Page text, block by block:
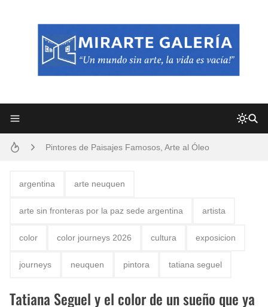
Pintores de Paisajes Famosos, Arte al Óleo
argentina arte neuquen
arte sin fronteras por la paz sede argentina artista
color color journeys 2026 cultura exposicion
journeys neuquen pintora tatiana seguel
Tatiana Seguel y el color de un sueño que ya